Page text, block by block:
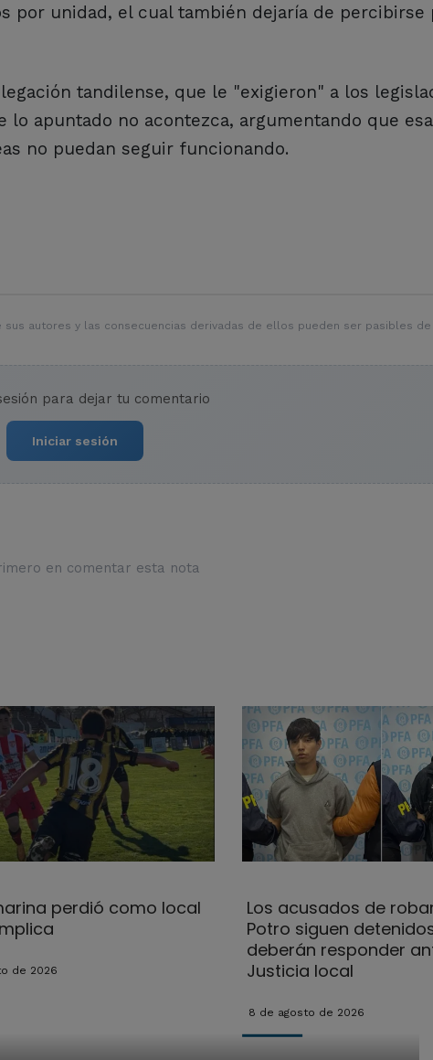
por unidad, el cual también dejaría de percibirse
tandilense, que le "exigieron" a los
apuntado no acontezca, argumentando que
no puedan seguir funcionando.
autores y las consecuencias derivadas de ellos pueden ser pasibles de
para dejar tu comentario
Iniciar sesión
en comentar esta nota
perdió como local
de 2026
Los acusados de
Potro siguen
deberán responder
Justicia local
8 de agosto de 2026